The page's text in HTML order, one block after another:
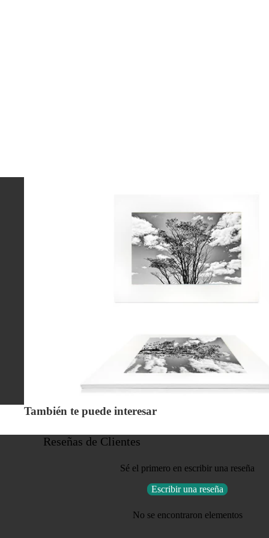
También te puede interesar
Reseñas de Clientes
Sé el primero en escribir una reseña
Escribir una reseña
No se encontraron elementos